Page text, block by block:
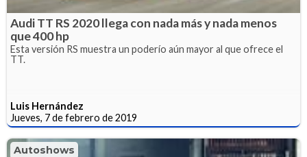
Audi TT RS 2020 llega con nada más y nada menos
que 400 hp
Esta versión RS muestra un poderío aún mayor al que ofrece el
TT.
Luis Hernández
Jueves, 7 de febrero de 2019
Autoshows